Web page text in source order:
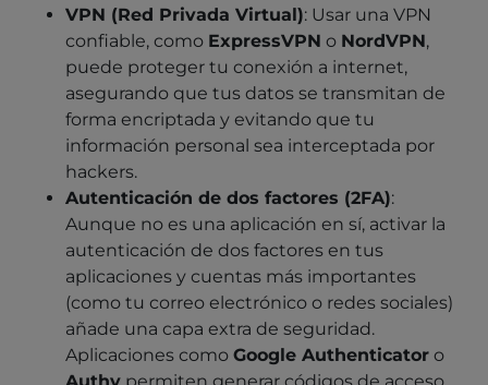
VPN (Red Privada Virtual): Usar una VPN
confiable, como ExpressVPN o NordVPN,
puede proteger tu conexión a internet,
asegurando que tus datos se transmitan de
forma encriptada y evitando que tu
información personal sea interceptada por
hackers.
Autenticación de dos factores (2FA):
Aunque no es una aplicación en sí, activar la
autenticación de dos factores en tus
aplicaciones y cuentas más importantes
(como tu correo electrónico o redes sociales)
añade una capa extra de seguridad.
Aplicaciones como Google Authenticator o